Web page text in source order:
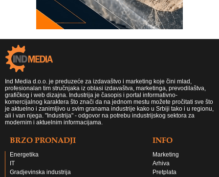
Ind Media d.o.o. je preduzeće za izdavaštvo i marketing koje čini mlad,
profesionalan tim stručnjaka iz oblasi izdavaštva, marketinga, prevodilaštva,
grafičkog i web dizajna. Industrija je časopis i portal informativno-
komercijalnog karaktera što znači da na jednom mestu možete pročitati sve što
je aktuelno i zanimljivo u svim granama industrije kako u Srbiji tako i u regionu,
ali i van njega. "Industrija" - odgovor na potrebu industrijskog sektora za
modernim i aktuelnim informacijama.
BRZO PRONADJI
Energetika
IT
Gradjevinska industrija
INFO
Marketing
Arhiva
Pretplata